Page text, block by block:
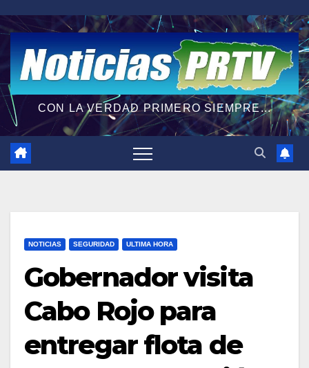
CON LA VERDAD PRIMERO SIEMPRE...
NOTICIAS SEGURIDAD ULTIMA HORA
Gobernador visita
Cabo Rojo para
entregar flota de